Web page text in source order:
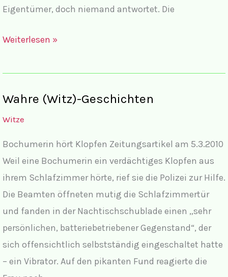
Eigentümer, doch niemand antwortet. Die
Witze
Frauen
Männer
V
Weiterlesen »
Wahre (Witz)-Geschichten
Witze
Bochumerin hört Klopfen Zeitungsartikel am 5.3.2010
Weil eine Bochumerin ein verdächtiges Klopfen aus
ihrem Schlafzimmer hörte, rief sie die Polizei zur Hilfe.
Die Beamten öffneten mutig die Schlafzimmertür
und fanden in der Nachtischschublade einen „sehr
persönlichen, batteriebetriebener Gegenstand“, der
sich offensichtlich selbstständig eingeschaltet hatte
– ein Vibrator. Auf den pikanten Fund reagierte die